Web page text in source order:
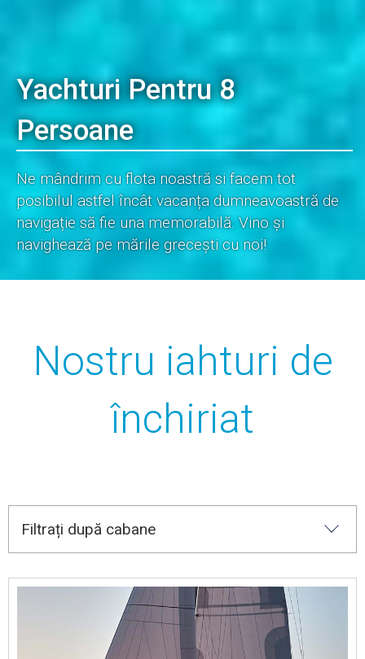
Yachturi Pentru 8
Persoane
Ne mândrim cu flota noastră si facem tot
posibilul astfel încât vacanța dumneavoastră de
navigație să fie una memorabilă. Vino și
navighează pe mările grecești cu noi!
Nostru iahturi de
închiriat
Filtrați după cabane